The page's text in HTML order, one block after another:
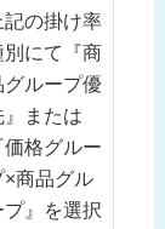
記の掛け率
別にて『商
グループ優
』または
価格グルー
×商品グル
プ』を選択